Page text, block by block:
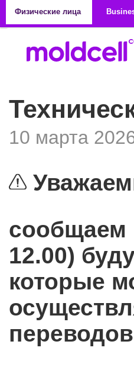
Физические лица
10 марта
сообщаем
12.00)
которые